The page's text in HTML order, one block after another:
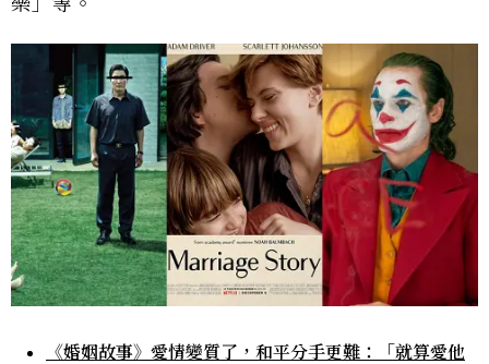
《婚姻故事》愛情變質了，和平分手更難：「就算愛他